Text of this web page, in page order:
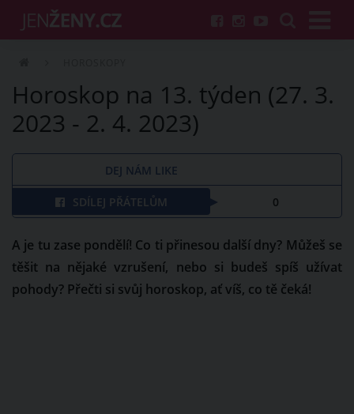
Horoskop na 13. týden (27. 3.
2023 - 2. 4. 2023)
DEJ NÁM LIKE
SDÍLEJ PŘÁTELŮM 0
A je tu zase pondělí! Co ti přinesou další dny? Můžeš se
těšit na nějaké vzrušení, nebo si budeš spíš užívat
pohody? Přečti si svůj horoskop, ať víš, co tě čeká!